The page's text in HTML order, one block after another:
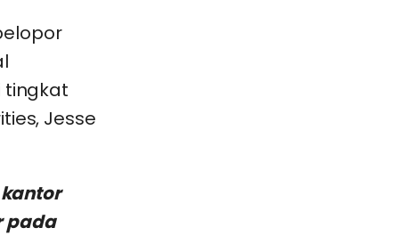
tingkat
Jesse
pada